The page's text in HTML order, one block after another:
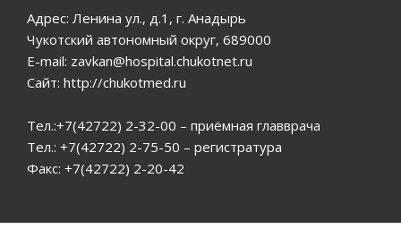
Адрес: Ленина ул., д.1, г. Анадырь
Чукотский автономный округ, 689000
E-mail: zavkan@hospital.chukotnet.ru
Сайт: http://chukotmed.ru
Тел.:+7(42722) 2-32-00 – приёмная главврача
Тел.: +7(42722) 2-75-50 – регистратура
Факс: +7(42722) 2-20-42